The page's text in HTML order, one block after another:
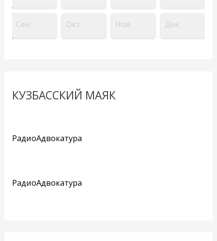
Сен Окт Ноя Дек
КУЗБАССКИЙ МАЯК
РадиоАдвокатура
РадиоАдвокатура